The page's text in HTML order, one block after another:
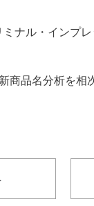
ナル・インプ
商品名分析を相